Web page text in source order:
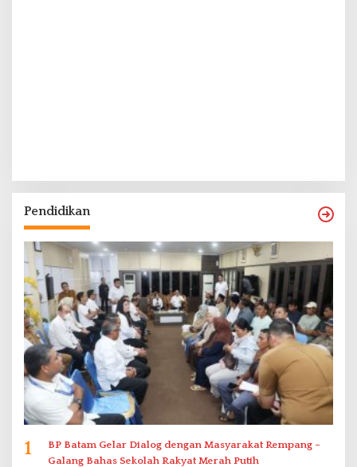
Pendidikan
1
BP Batam Gelar Dialog dengan Masyarakat Rempang –
Galang Bahas Sekolah Rakyat Merah Putih